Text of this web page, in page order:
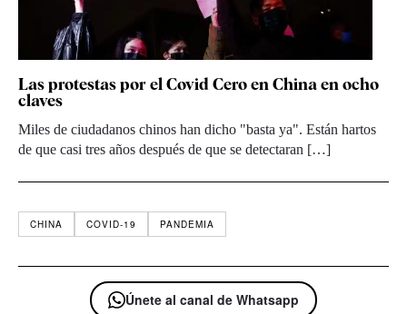
Las protestas por el Covid Cero en China en ocho
claves
Miles de ciudadanos chinos han dicho "basta ya". Están hartos
de que casi tres años después de que se detectaran […]
CHINA COVID-19 PANDEMIA
Únete al canal de Whatsapp